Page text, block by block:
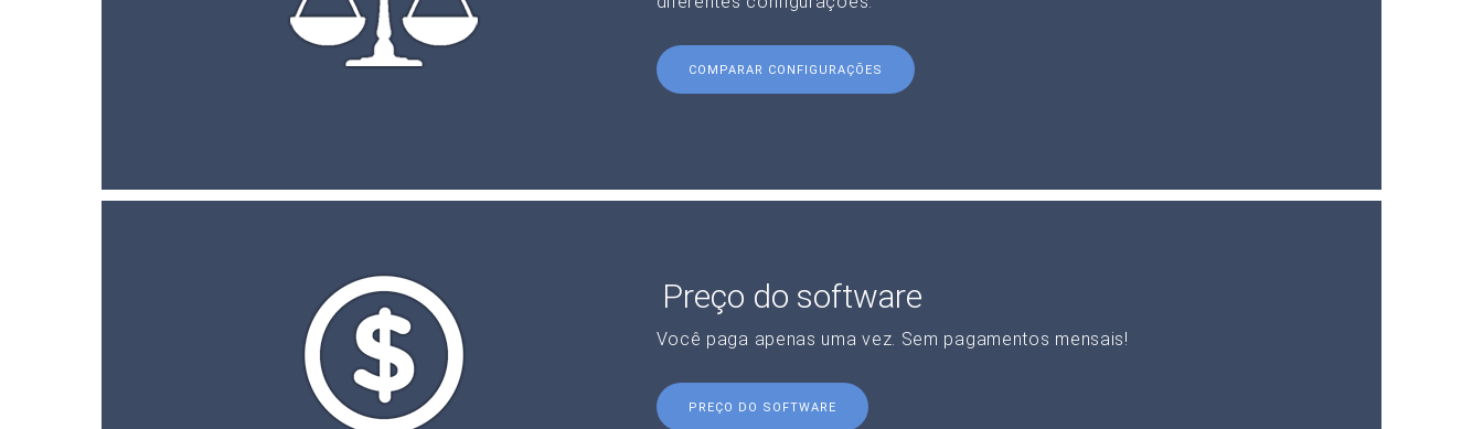
COMPARAR CONFIGURAÇÕES
Preço do software
Você paga apenas uma vez. Sem pagamentos mensais!
PREÇO DO SOFTWARE